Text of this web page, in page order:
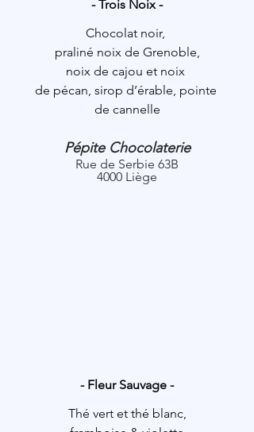
- Trois Noix -
Chocolat noir,
praliné noix de Grenoble,
noix de cajou et noix
de pécan, sirop d’érable, pointe
de cannelle
Pépite Chocolaterie
Rue de Serbie 63B
4000 Liège
- Fleur Sauvage -
Thé vert et thé blanc,